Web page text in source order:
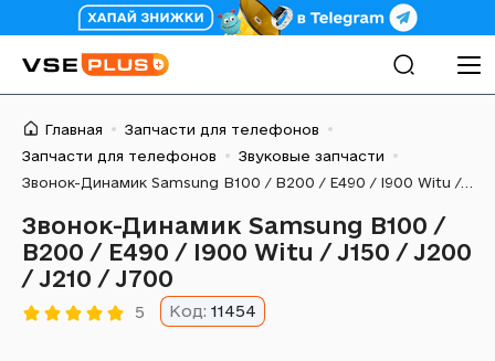
Главная
Запчасти для телефонов
Запчасти для телефонов
Звуковые запчасти
Звонок-Динамик Samsung B100 / B200 / E490 / I900 Witu / J150 / J200 / J210 / J700
Звонок-Динамик Samsung B100 /
B200 / E490 / I900 Witu / J150 / J200
/ J210 / J700
5 Код: 11454